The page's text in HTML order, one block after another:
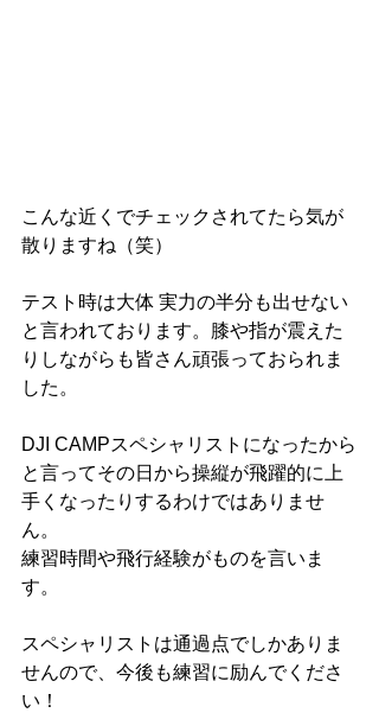
こんな近くでチェックされてたら気が
散りますね（笑）
テスト時は大体 実力の半分も出せない
と言われております。膝や指が震えた
りしながらも皆さん頑張っておられま
した。
DJI CAMPスペシャリストになったから
と言ってその日から操縦が飛躍的に上
手くなったりするわけではありませ
ん。
練習時間や飛行経験がものを言いま
す。
スペシャリストは通過点でしかありま
せんので、今後も練習に励んでくださ
い！